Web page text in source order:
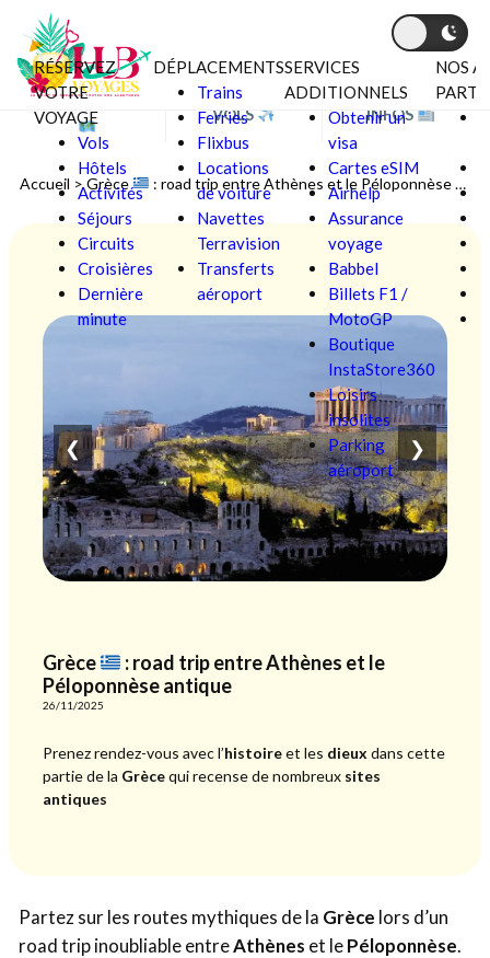
Aller au contenu
RÉSERVEZ
VOTRE
VOYAGE
Vols
Hôtels
Activités
Séjours
Circuits
Croisières
Dernière
minute
DÉPLACEMENTS
Trains
Ferries
Flixbus
Locations
de voiture
Navettes
Terravision
Transferts
aéroport
SERVICES
ADDITIONNELS
Obtenir un
visa
Cartes eSIM
Airhelp
Assurance
voyage
Babbel
Billets F1 /
MotoGP
Boutique
InstaStore360
Loisirs
insolites
Parking
aéroport
NOS
BONS PLANS
VOLS INFOS
Accueil >Grèce : road trip entre Athènes et le Péloponnèse antique
❮ ❯
Grèce
: road trip entre Athènes et le
Péloponnèse antique
26/11/2025
Prenez rendez-vous avec l’histoireet les dieux dans cette
partie de la Grècequi recense de nombreux sites
antiques
Partez sur les routes mythiques de la Grèce lors d’un
road trip inoubliable entreAthènes et lePéloponnèse.